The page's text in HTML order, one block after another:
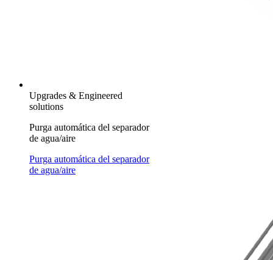
Upgrades & Engineered
solutions
Purga automática del separador
de agua/aire
Purga automática del separador
de agua/aire